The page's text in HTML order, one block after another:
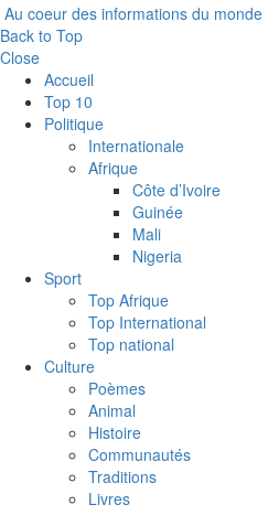
Au coeur des informations du monde
Back to Top
Close
Accueil
Top 10
Politique
Internationale
Afrique
Côte d’Ivoire
Guinée
Mali
Nigeria
Sport
Top Afrique
Top International
Top national
Culture
Poèmes
Animal
Histoire
Communautés
Traditions
Livres